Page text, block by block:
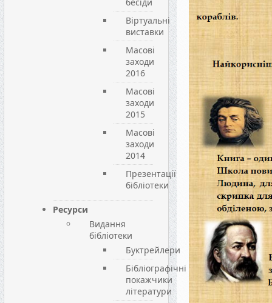
Віртуальні
виставки
Масові
заходи
2016
Масові
заходи
2015
Масові
заходи
2014
Презентації
бібліотеки
Ресурси
Видання
бібліотеки
Буктрейлери
Бібліографічні
покажчики
літератури